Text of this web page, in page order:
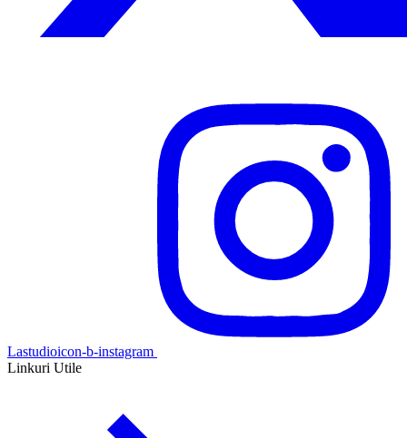
Lastudioicon-b-instagram
Linkuri Utile